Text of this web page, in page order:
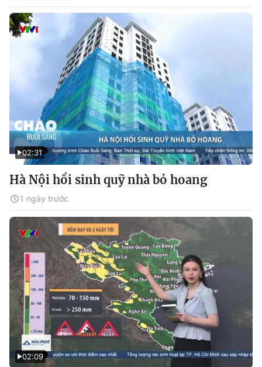
02:31
Hà Nội hồi sinh quỹ nhà bỏ hoang
1 ngày trước
02:09